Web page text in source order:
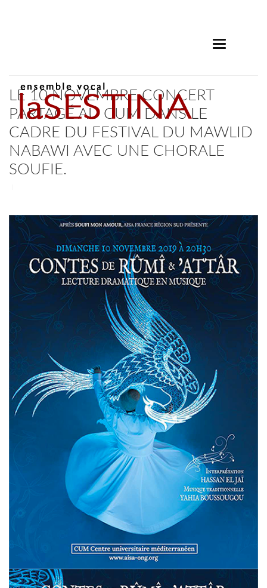
Toggle
navigation
LE 10 NOVEMBRE CONCERT
PARTAGÉ AU CUM DANS LE
CADRE DU FESTIVAL DU MAWLID
NABAWI AVEC UNE CHORALE
SOUFIE.